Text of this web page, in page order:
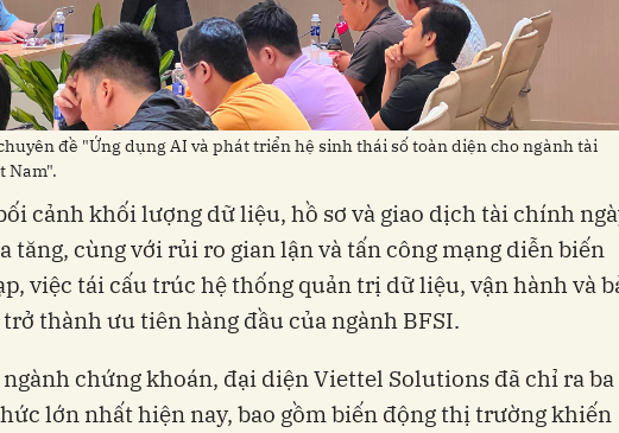
đề "Ứng dụng AI và phát triển hệ sinh thái số toàn diện cho ngành tài
Nam".
cảnh khối lượng dữ liệu, hồ sơ và giao dịch tài chính
tăng, cùng với rủi ro gian lận và tấn công mạng diễn biến
việc tái cấu trúc hệ thống quản trị dữ liệu, vận hành và
thành ưu tiên hàng đầu của ngành BFSI.
chứng khoán, đại diện Viettel Solutions đã chỉ ra ba
lớn nhất hiện nay, bao gồm biến động thị trường khiến